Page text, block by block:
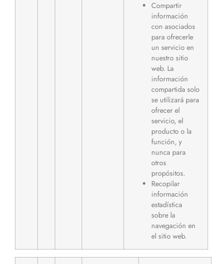
Compartir
información
con asociados
para ofrecerle
un servicio en
nuestro sitio
web. La
información
compartida solo
se utilizará para
ofrecer el
servicio, el
producto o la
función, y
nunca para
otros
propósitos.
Recopilar
información
estadística
sobre la
navegación en
el sitio web.